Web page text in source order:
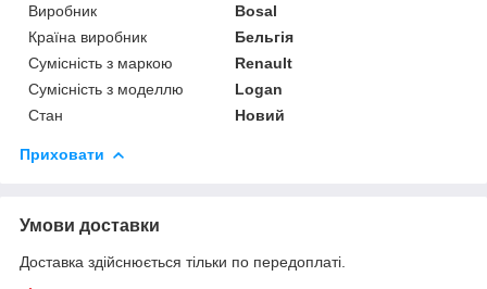
Виробник
Bosal
Країна виробник
Бельгія
Сумісність з маркою
Renault
Сумісність з моделлю
Logan
Стан
Новий
Приховати
Умови доставки
Доставка здійснюється тільки по передоплаті.